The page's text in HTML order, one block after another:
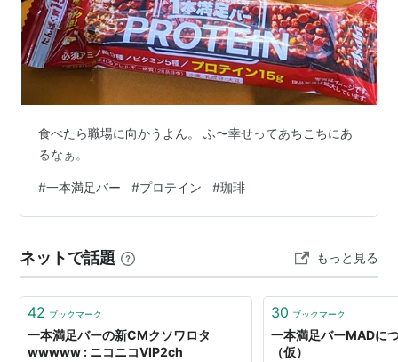
食べたら職場に向かうよん。 ふ〜幸せってあちこちにあ
るなぁ。
#一本満足バー #プロテイン #珈琲
ネットで話題 もっと見る
42 ブックマーク
一本満足バーの新CMクソワロタ
wwwww : ニコニコVIP2ch
30 ブックマーク
一本満足バーMADに
（仮）